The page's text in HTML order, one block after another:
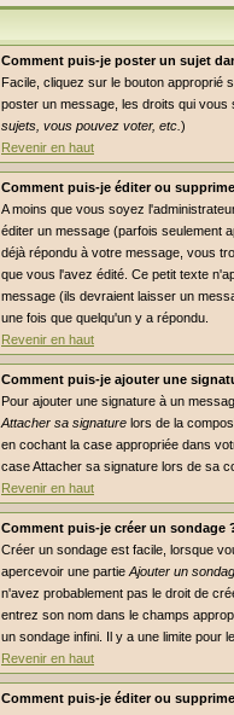
Comment puis-je poster un sujet
Facile, cliquez sur le bouton approprié
poster un message, les droits qui vous
sujets, vous pouvez voter, etc. )
Revenir en haut
Comment puis-je éditer ou
A moins que vous soyez
éditer un message (parfois seulement
déjà répondu à votre message, vous
que vous l'avez édité. Ce petit texte
message (ils devraient laisser un
une fois que quelqu'un y a répondu.
Revenir en haut
Comment puis-je ajouter une
Pour ajouter une signature à un
Attacher sa signature lors de la
en cochant la case appropriée dans
case Attacher sa signature lors de sa
Revenir en haut
Comment puis-je créer un sondage
Créer un sondage est facile, lorsque
apercevoir une partie Ajouter un
n'avez probablement pas le droit de
entrez son nom dans le champs
un sondage infini. Il y a une limite pour
Revenir en haut
Comment puis-je éditer ou